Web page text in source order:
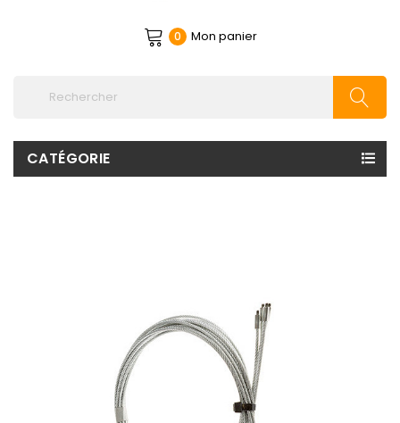
0 Mon panier
CATÉGORIE